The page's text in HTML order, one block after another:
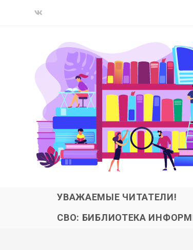
УВАЖАЕМЫЕ ЧИТАТЕЛИ!
СВО: БИБЛИОТЕКА